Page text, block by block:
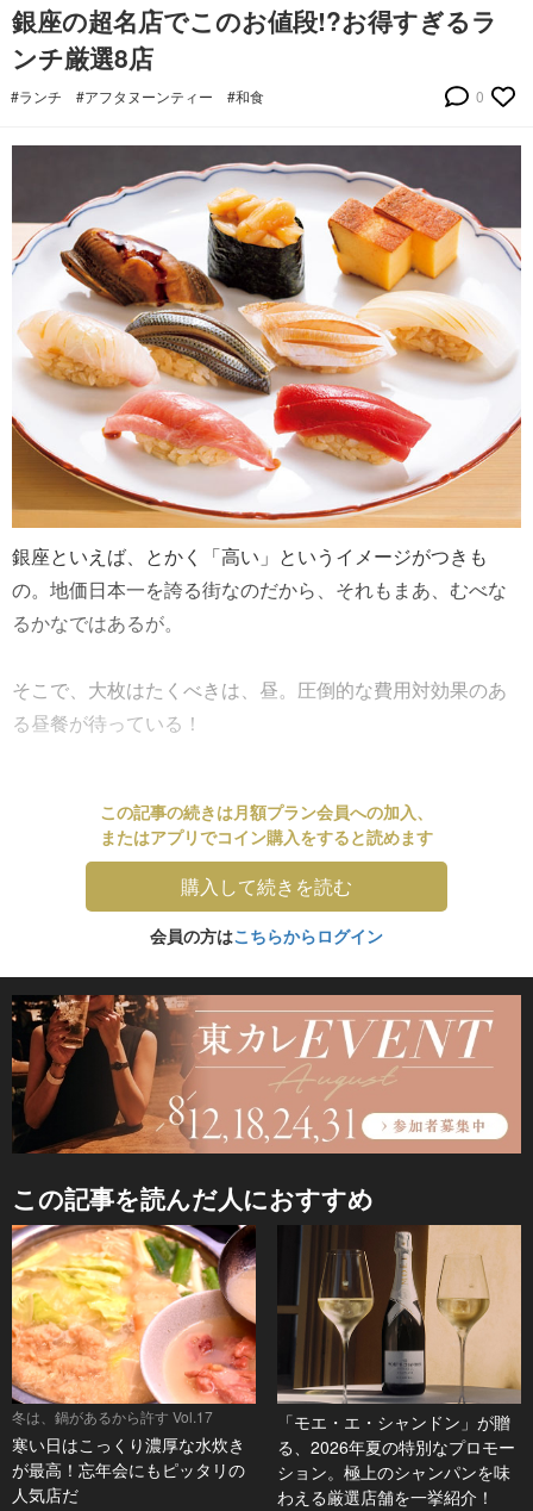
銀座の超名店でこのお値段!?お得すぎるラ
ンチ厳選8店
#ランチ #アフタヌーンティー #和食 0
銀座といえば、とかく「高い」というイメージがつきも
の。地価日本一を誇る街なのだから、それもまあ、むべな
るかなではあるが。
そこで、大枚はたくべきは、昼。圧倒的な費用対効果のあ
る昼餐が待っている！
この記事の続きは月額プラン会員への加入、
またはアプリでコイン購入をすると読めます
購入して続きを読む
会員の方はこちらからログイン
この記事を読んだ人におすすめ
冬は、鍋があるから許す Vol.17
寒い日はこっくり濃厚な水炊き
が最高！忘年会にもピッタリの
人気店だ
「モエ・エ・シャンドン」が贈
る、2026年夏の特別なプロモー
ション。極上のシャンパンを味
わえる厳選店舗を一挙紹介！